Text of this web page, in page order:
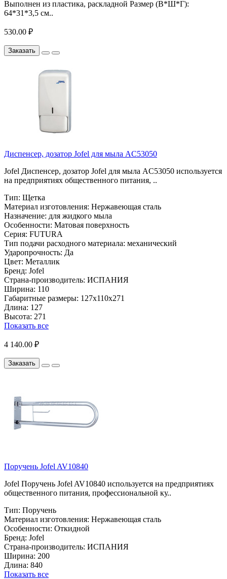
Выполнен из пластика, раскладной Размер (В*Ш*Г):
64*31*3,5 см..
530.00 ₽
Заказать
Диспенсер, дозатор Jofel для мыла AC53050
Jofel Диспенсер, дозатор Jofel для мыла AC53050 используется
на предприятиях общественного питания, ..
Тип: Щетка
Материал изготовления: Нержавеющая сталь
Назначение: для жидкого мыла
Особенности: Матовая поверхность
Серия: FUTURA
Тип подачи расходного материала: механический
Ударопрочность: Да
Цвет: Металлик
Бренд: Jofel
Страна-производитель: ИСПАНИЯ
Ширина: 110
Габаритные размеры: 127х110х271
Длина: 127
Высота: 271
Показать все
4 140.00 ₽
Заказать
Поручень Jofel AV10840
Jofel Поручень Jofel AV10840 используется на предприятиях
общественного питания, профессиональной ку..
Тип: Поручень
Материал изготовления: Нержавеющая сталь
Особенности: Откидной
Бренд: Jofel
Страна-производитель: ИСПАНИЯ
Ширина: 200
Длина: 840
Показать все